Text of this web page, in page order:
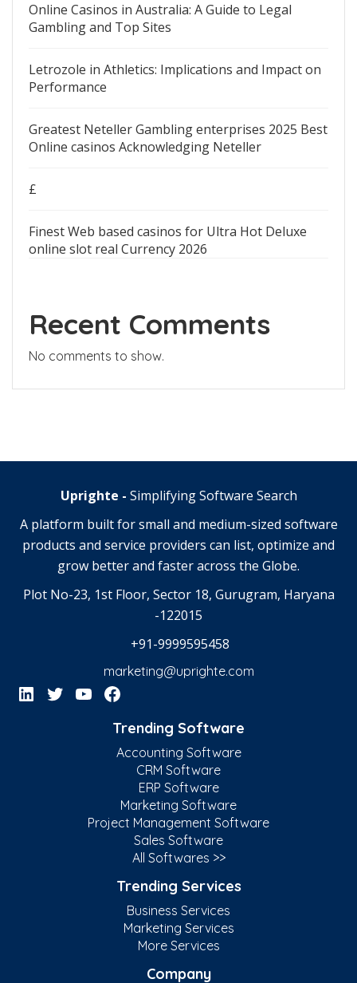
Online Casinos in Australia: A Guide to Legal
Gambling and Top Sites
Letrozole in Athletics: Implications and Impact on
Performance
Greatest Neteller Gambling enterprises 2025 Best
Online casinos Acknowledging Neteller
£
Finest Web based casinos for Ultra Hot Deluxe
online slot real Currency 2026
Recent Comments
No comments to show.
Uprighte - Simplifying Software Search
A platform built for small and medium-sized software
products and service providers can list, optimize and
grow better and faster across the Globe.
Plot No-23, 1st Floor, Sector 18, Gurugram, Haryana
-122015
+91-9999595458
marketing@uprighte.com
Trending Software
Accounting Software
CRM Software
ERP Software
Marketing Software
Project Management Software
Sales Software
All Softwares >>
Trending Services
Business Services
Marketing Services
More Services
Company